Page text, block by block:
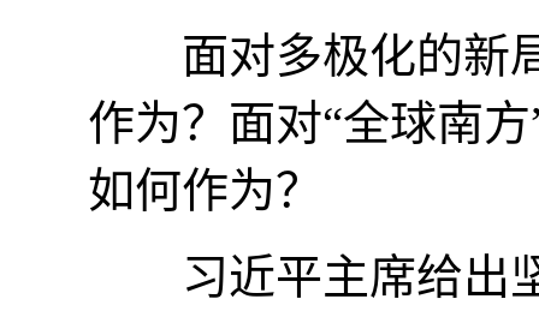
面对多极化的新局
作为？面对“全球南
如何作为？
习近平主席给出